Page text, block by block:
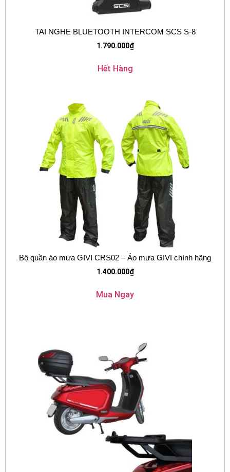
TAI NGHE BLUETOOTH INTERCOM SCS S-8
1.790.000₫
Hết Hàng
Bộ quần áo mưa GIVI CRS02 – Áo mưa GIVI chính hãng
1.400.000₫
Mua Ngay